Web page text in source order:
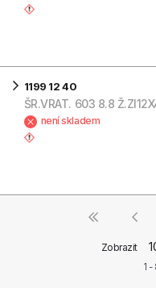
1199 12 40
ŠR.VRAT. 603 8.8
není skladem
Zobrazit
1 -